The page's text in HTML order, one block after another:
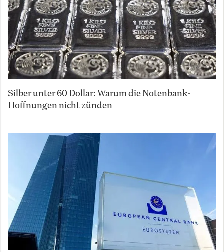
Silber unter 60 Dollar: Warum die Notenbank-
Hoffnungen nicht zünden